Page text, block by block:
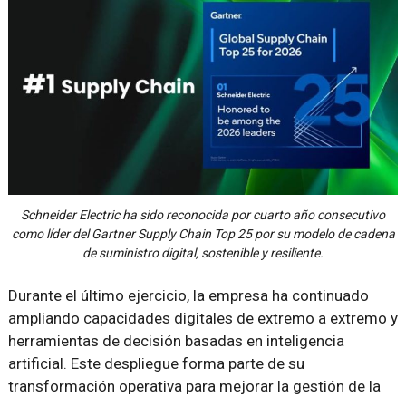
Schneider Electric ha sido reconocida por cuarto año consecutivo
como líder del Gartner Supply Chain Top 25 por su modelo de cadena
de suministro digital, sostenible y resiliente.
Durante el último ejercicio, la empresa ha continuado
ampliando capacidades digitales de extremo a extremo y
herramientas de decisión basadas en inteligencia
artificial. Este despliegue forma parte de su
transformación operativa para mejorar la gestión de la